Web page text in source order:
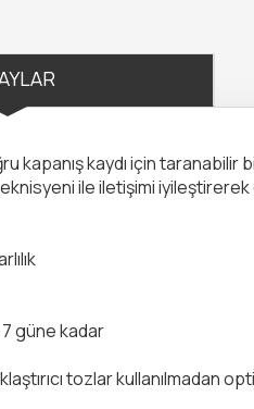
kapanış kaydı için taranabilir
ile iletişimi iyileştirerek
7 güne kadar
tozlar kullanılmadan